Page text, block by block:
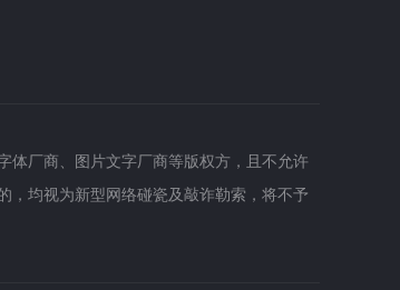
体厂商、图片文字厂商等版权方，且不允许
，均视为新型网络碰瓷及敲诈勒索，将不予